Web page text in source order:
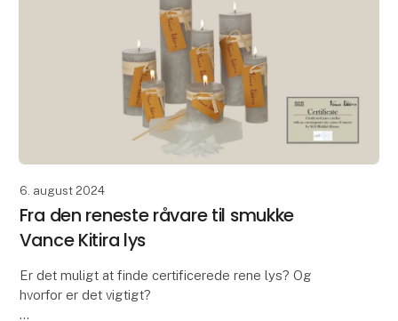
6. august 2024
Fra den reneste råvare til smukke
Vance Kitira lys
Er det muligt at finde certificerede rene lys? Og
hvorfor er det vigtigt?